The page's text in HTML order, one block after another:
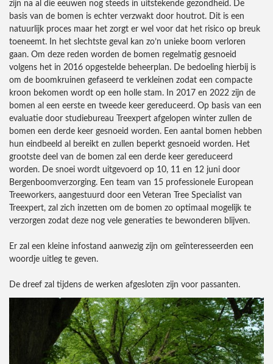
zijn na al die eeuwen nog steeds in uitstekende gezondheid. De
basis van de bomen is echter verzwakt door houtrot. Dit is een
natuurlijk proces maar het zorgt er wel voor dat het risico op breuk
toeneemt. In het slechtste geval kan zo’n unieke boom verloren
gaan. Om deze reden worden de bomen regelmatig gesnoeid
volgens het in 2016 opgestelde beheerplan. De bedoeling hierbij is
om de boomkruinen gefaseerd te verkleinen zodat een compacte
kroon bekomen wordt op een holle stam. In 2017 en 2022 zijn de
bomen al een eerste en tweede keer gereduceerd. Op basis van een
evaluatie door studiebureau Treexpert afgelopen winter zullen de
bomen een derde keer gesnoeid worden. Een aantal bomen hebben
hun eindbeeld al bereikt en zullen beperkt gesnoeid worden. Het
grootste deel van de bomen zal een derde keer gereduceerd
worden. De snoei wordt uitgevoerd op 10, 11 en 12 juni door
Bergenboomverzorging. Een team van 15 professionele European
Treeworkers, aangestuurd door een Veteran Tree Specialist van
Treexpert, zal zich inzetten om de bomen zo optimaal mogelijk te
verzorgen zodat deze nog vele generaties te bewonderen blijven.
Er zal een kleine infostand aanwezig zijn om geïnteresseerden een
woordje uitleg te geven.
De dreef zal tijdens de werken afgesloten zijn voor passanten.